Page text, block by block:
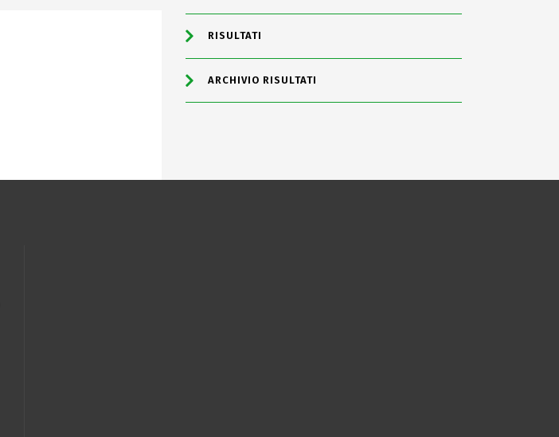
RISULTATI
ARCHIVIO RISULTATI